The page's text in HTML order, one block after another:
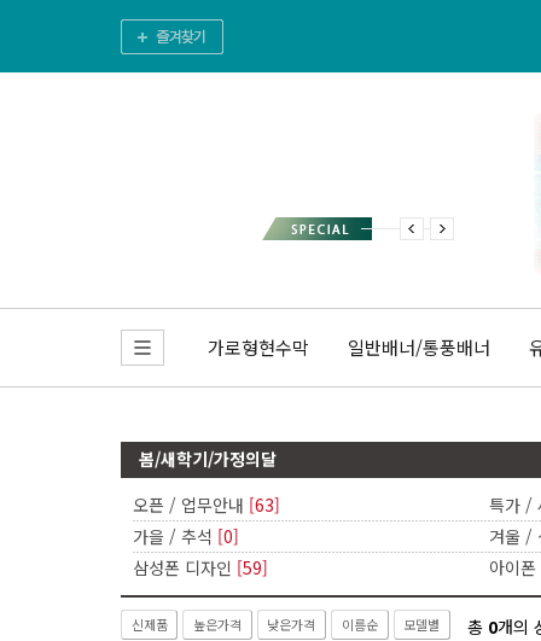
가로형현수막 일반배너/통풍배너
봄/새학기/가정의달
오픈 / 업무안내 [63]
특가 /
가을 / 추석 [0]
겨울 /
삼성폰 디자인 [59] 아이
신제품 높은가격 낮은가격 이름순 모델별 총 0개의